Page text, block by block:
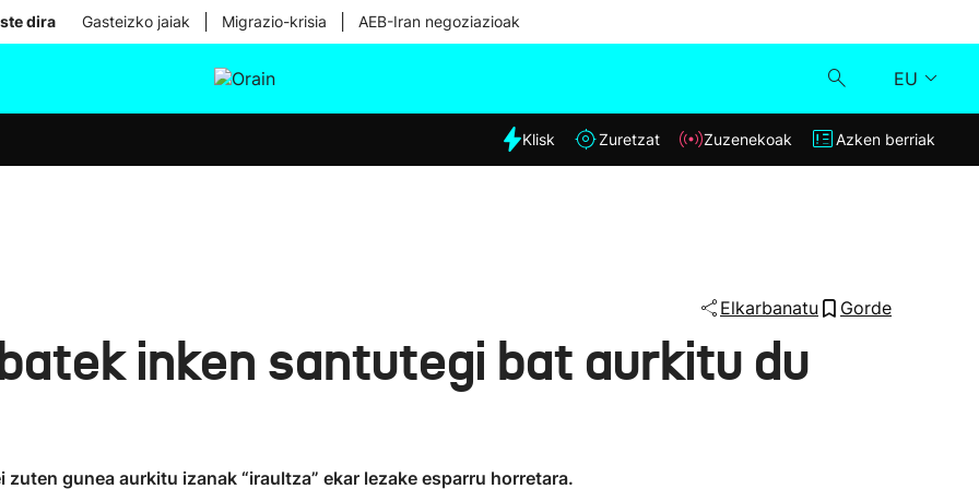
dira Gasteizko jaiak Migrazio-krisia AEB-Iran negoziazioak
EU
Eguraldia
Klisk
Klisk Zuretzat Zuzenekoak Azken berriak
Elkarbanatu Gorde
inken santutegi bat aurkitu du
gunea aurkitu izanak “iraultza” ekar lezake esparru horretara.